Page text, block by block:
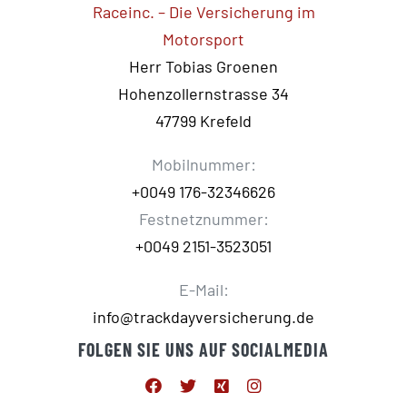
Raceinc. – Die Versicherung im
Motorsport
Herr Tobias Groenen
Hohenzollernstrasse 34
47799 Krefeld
Mobilnummer:
+0049 176-32346626
Festnetznummer:
+0049 2151-3523051
E-Mail:
info@trackdayversicherung.de
FOLGEN SIE UNS AUF SOCIALMEDIA